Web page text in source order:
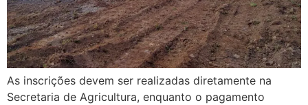
As inscrições devem ser realizadas diretamente na
Secretaria de Agricultura, enquanto o pagamento